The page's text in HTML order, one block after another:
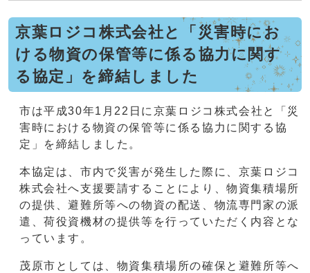
京葉ロジコ株式会社と「災害時にお
ける物資の保管等に係る協力に関す
る協定」を締結しました
市は平成30年1月22日に京葉ロジコ株式会社と「災
害時における物資の保管等に係る協力に関する協
定」を締結しました。
本協定は、市内で災害が発生した際に、京葉ロジコ
株式会社へ支援要請することにより、物資集積場所
の提供、避難所等への物資の配送、物流専門家の派
遣、荷役資機材の提供等を行っていただく内容とな
っています。
茂原市としては、物資集積場所の確保と避難所等へ